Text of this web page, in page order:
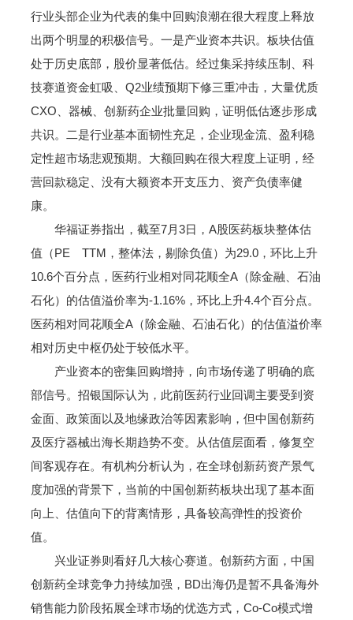
行业头部企业为代表的集中回购浪潮在很大程度上释放
出两个明显的积极信号。一是产业资本共识。板块估值
处于历史底部，股价显著低估。经过集采持续压制、科
技赛道资金虹吸、Q2业绩预期下修三重冲击，大量优质
CXO、器械、创新药企业批量回购，证明低估逐步形成
共识。二是行业基本面韧性充足，企业现金流、盈利稳
定性超市场悲观预期。大额回购在很大程度上证明，经
营回款稳定、没有大额资本开支压力、资产负债率健
康。
华福证券指出，截至7月3日，A股医药板块整体估
值（PE TTM，整体法，剔除负值）为29.0，环比上升
10.6个百分点，医药行业相对同花顺全A（除金融、石油
石化）的估值溢价率为-1.16%，环比上升4.4个百分点。
医药相对同花顺全A（除金融、石油石化）的估值溢价率
相对历史中枢仍处于较低水平。
产业资本的密集回购增持，向市场传递了明确的底
部信号。招银国际认为，此前医药行业回调主要受到资
金面、政策面以及地缘政治等因素影响，但中国创新药
及医疗器械出海长期趋势不变。从估值层面看，修复空
间客观存在。有机构分析认为，在全球创新药资产景气
度加强的背景下，当前的中国创新药板块出现了基本面
向上、估值向下的背离情形，具备较高弹性的投资价
值。
兴业证券则看好几大核心赛道。创新药方面，中国
创新药全球竞争力持续加强，BD出海仍是暂不具备海外
销售能力阶段拓展全球市场的优选方式，Co-Co模式增